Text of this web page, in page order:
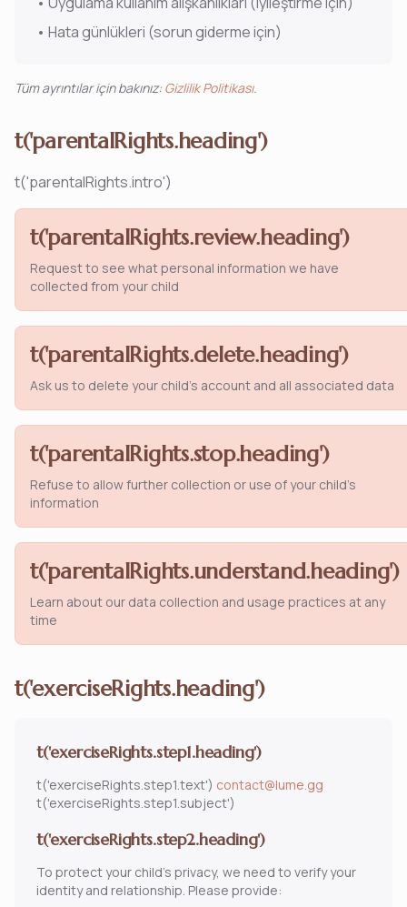
• Hata günlükleri (sorun giderme için)
Tüm ayrıntılar için bakınız: Gizlilik Politikası.
t('parentalRights.heading')
t('parentalRights.intro')
t('parentalRights.review.heading')
Request to see what personal information we have
collected from your child
t('parentalRights.delete.heading')
Ask us to delete your child's account and all associated data
t('parentalRights.stop.heading')
Refuse to allow further collection or use of your child's
information
t('parentalRights.understand.heading')
Learn about our data collection and usage practices at any
time
t('exerciseRights.heading')
t('exerciseRights.step1.heading')
t('exerciseRights.step1.text') contact@lume.gg
t('exerciseRights.step1.subject')
t('exerciseRights.step2.heading')
To protect your child's privacy, we need to verify your
identity and relationship. Please provide: